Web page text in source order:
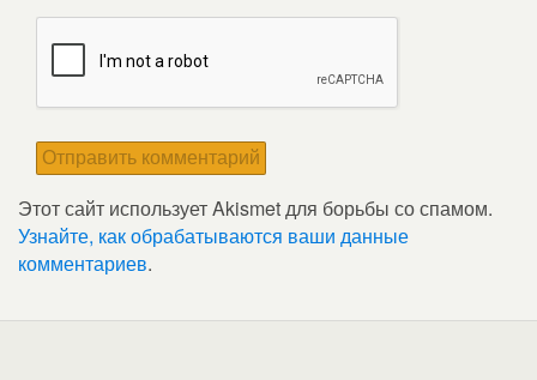
Этот сайт использует Akismet для борьбы со спамом.
Узнайте, как обрабатываются ваши данные
комментариев.